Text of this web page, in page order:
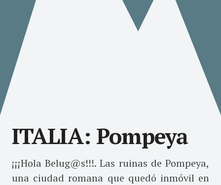
ITALIA: Pompeya
¡¡¡Hola Belug@s!!!. Las ruinas de Pompeya,
una ciudad romana que quedó inmóvil en